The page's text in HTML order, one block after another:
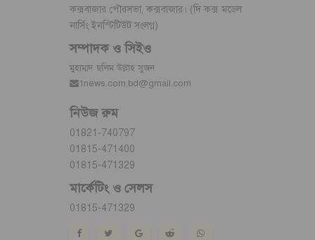
কক্সবাজার পৌরসভা, কক্সবাজার। (দি কক্স মডেল
নার্সিং ইনস্টিটিউট সংলগ্ন)
সম্পাদক ও সিইও
মুহাম্মদ ছলিম উল্লাহ সুজন
1news.com.bd@gmail.com
নিউজ রুম
01821-740797
01815-471400
01815-471329
মার্কেটিং ও সেলস
01815-471329